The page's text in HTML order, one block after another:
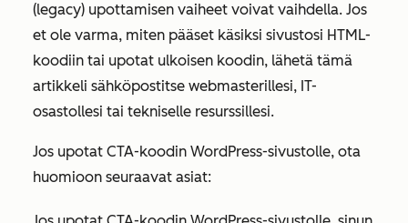
(legacy) upottamisen vaiheet voivat vaihdella. Jos
et ole varma, miten pääset käsiksi sivustosi HTML-
koodiin tai upotat ulkoisen koodin, lähetä tämä
artikkeli sähköpostitse webmasterillesi, IT-
osastollesi tai tekniselle resurssillesi.
Jos upotat CTA-koodin WordPress-sivustolle, ota
huomioon seuraavat asiat: